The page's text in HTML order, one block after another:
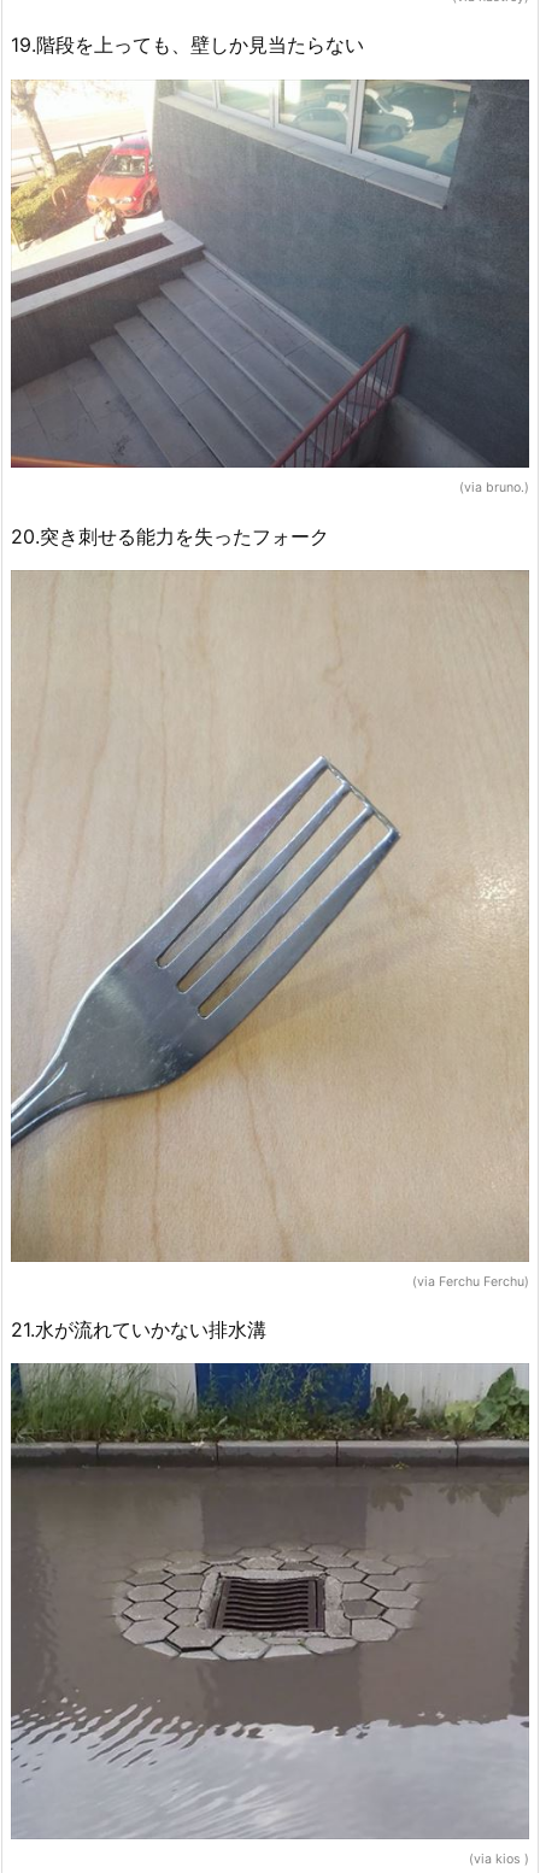
19.階段を上っても、壁しか見当たらない
(via bruno.‏)
20.突き刺せる能力を失ったフォーク
(via Ferchu Ferchu)
21.水が流れていかない排水溝
(via kios‏ )